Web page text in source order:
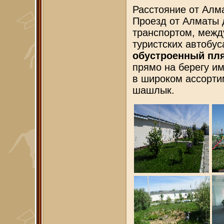
Расстояние от
Проезд от Алматы
транспортом,
туристских
обустроенный
прямо на берегу
в широком
шашлык.